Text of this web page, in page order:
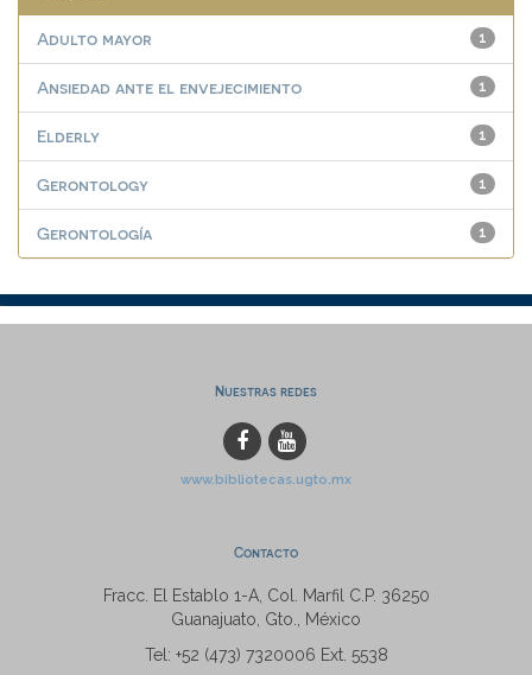
1
Adulto mayor
1
Ansiedad ante el envejecimiento
1
Elderly
1
Gerontology
1
Gerontología
Nuestras redes
www.bibliotecas.ugto.mx
Contacto
Fracc. El Establo 1-A, Col. Marfil C.P. 36250
Guanajuato, Gto., México
Tel: +52 (473) 7320006 Ext. 5538